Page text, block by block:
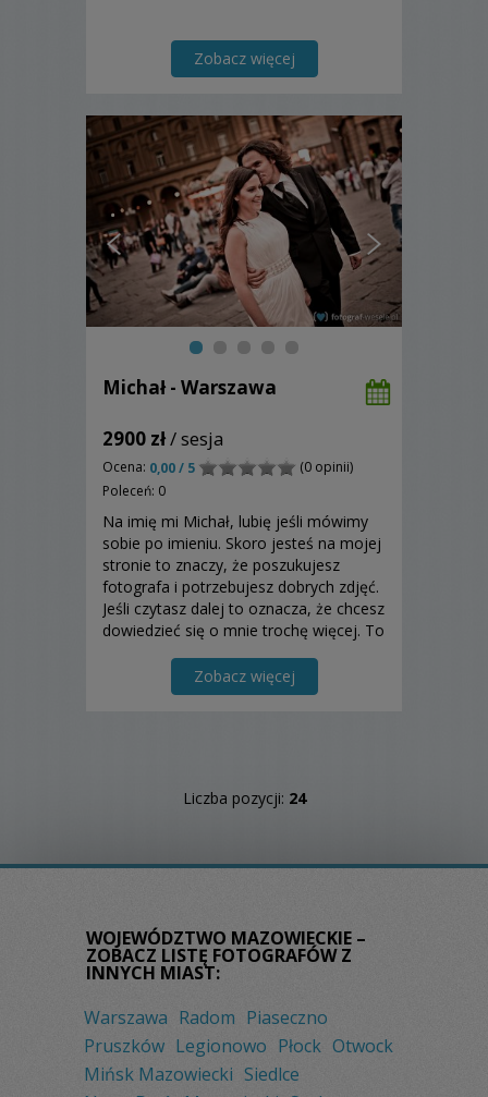
Zobacz więcej
Michał - Warszawa
2900 zł/ sesja
Ocena: 0,00 / 5
(0 opinii)
Poleceń: 0
Na imię mi Michał, lubię jeśli mówimy
sobie po imieniu. Skoro jesteś na mojej
stronie to znaczy, że poszukujesz
fotografa i potrzebujesz dobrych zdjęć.
Jeśli czytasz dalej to oznacza, że chcesz
dowiedzieć się o mnie trochę więcej. To
oklepanych schematów to na pewno
nie to czego szukasz i nie coś co u mn...
Zobacz więcej
Liczba pozycji: 24
WOJEWÓDZTWO MAZOWIECKIE –
ZOBACZ LISTĘ FOTOGRAFÓW Z
INNYCH MIAST:
Warszawa Radom Piaseczno
Pruszków Legionowo Płock Otwock
Mińsk Mazowiecki Siedlce